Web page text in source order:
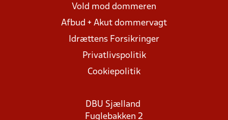
Vold mod dommeren
Afbud + Akut dommervagt
Idrættens Forsikringer
Privatlivspolitik
Cookiepolitik
DBU Sjælland
Fuglebakken 2